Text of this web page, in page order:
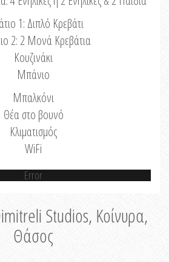
1: Διπλό Κρεβάτι
2: 2 Μονά Κρεβάτια
Κουζινάκι
Μπάνιο
Μπαλκόνι
Θέα στο βουνό
Κλιματισμός
WiFi
Error
Studios, Κοίνυρα,
Θάσος